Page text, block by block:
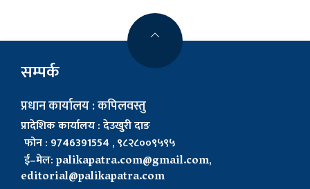
सम्पर्क
प्रधान कार्यालय : कपिलवस्तु
प्रादेशिक कार्यालय : देउखुरी दाङ
फोन : 9746391554 , ९८२८००९५९५
ई–मेल:palikapatra.com@gmail.com,
editorial@palikapatra.com